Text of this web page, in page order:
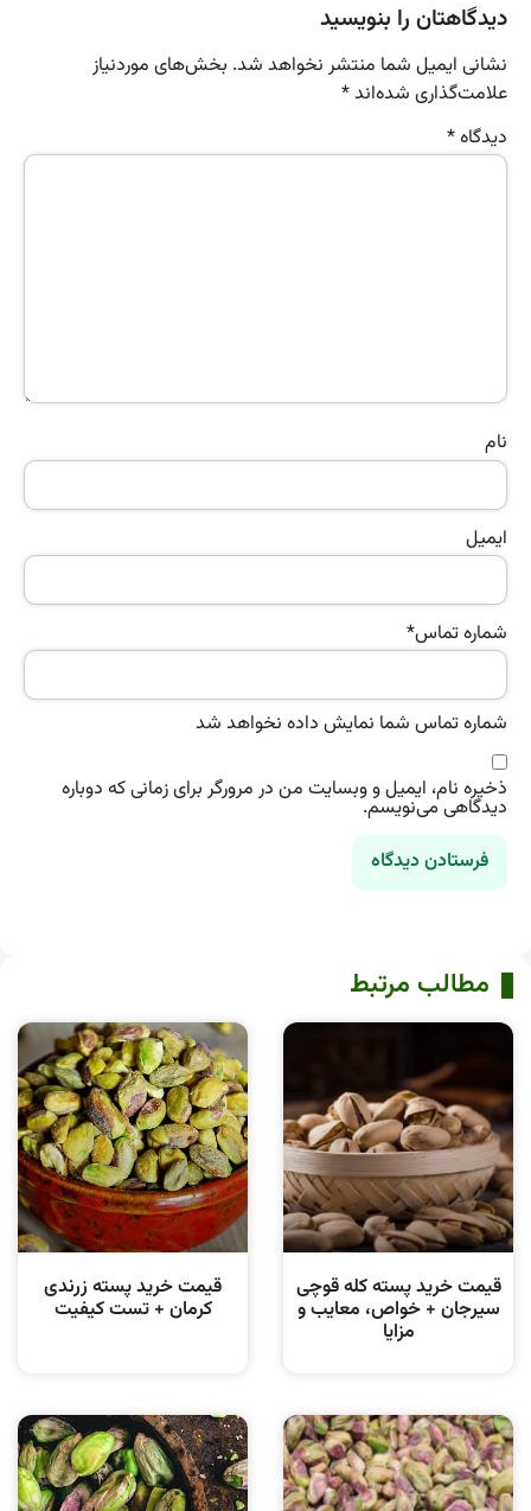
دیدگاهتان را بنویسید
نشانی ایمیل شما منتشر نخواهد شد. بخش‌های موردنیاز
علامت‌گذاری شده‌اند*
دیدگاه*
نام
ایمیل
شماره تماس*
شماره تماس شما نمایش داده نخواهد شد
ذخیره نام، ایمیل و وبسایت من در مرورگر برای زمانی که دوباره
دیدگاهی می‌نویسم.
مطالب مرتبط
قیمت خرید پسته کله قوچی
سیرجان + خواص، معایب و
مزایا
قیمت خرید پسته زرندی
کرمان + تست کیفیت